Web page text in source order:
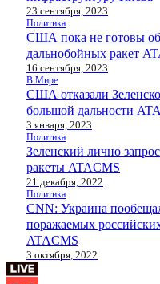
23 сентября, 2023
Политика
США пока не готовы
дальнобойных ракет
16 сентября, 2023
В Мире
США отказали
большой дальности
3 января, 2023
Политика
Зеленский лично
ракеты ATACMS
21 декабря, 2022
Политика
CNN: Украина
поражаемых
ATACMS
3 октября, 2022